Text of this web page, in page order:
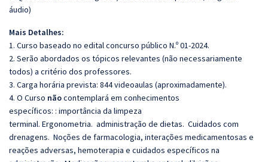
áudio)
Mais Detalhes:
1. Curso baseado no edital concurso público N.º 01-2024.
2. Serão abordados os tópicos relevantes (não necessariamente
todos) a critério dos professores.
3. Carga horária prevista: 844 videoaulas (aproximadamente).
4. O Curso nãocontemplará em conhecimentos
específicos: : importância da limpeza
terminal. Ergonometria. administração de dietas. Cuidados com
drenagens. Noções de farmacologia, interações medicamentosas e
reações adversas, hemoterapia e cuidados específicos na